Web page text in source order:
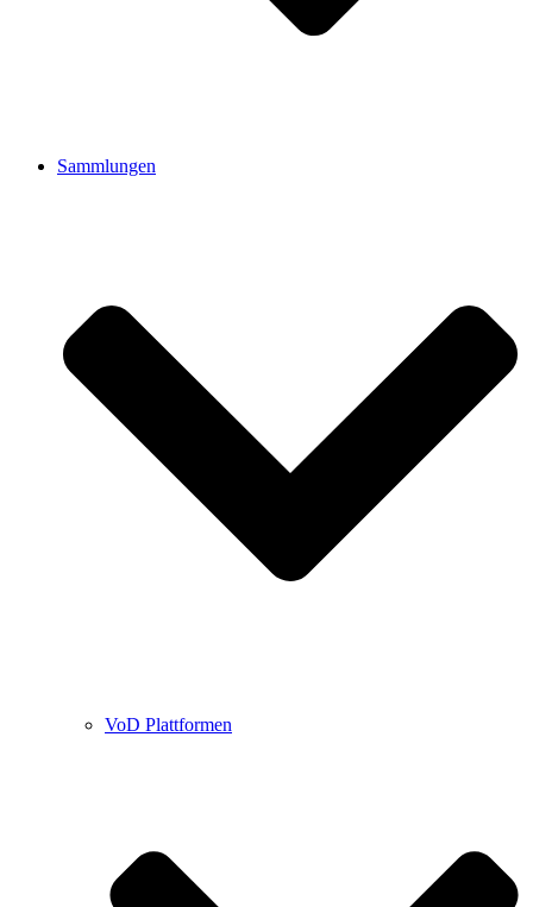
Sammlungen
VoD Plattformen